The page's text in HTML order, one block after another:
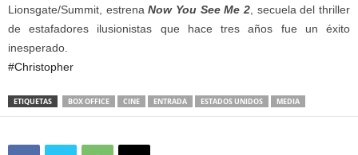
Lionsgate/Summit, estrenaNow You See Me 2 , secuela del thriller
de estafadores ilusionistas que hace tres años fue un éxito
inesperado.
#Christopher
ETIQUETAS BOX OFFICE CINE ENTRADA ESTADOS UNIDOS MEDIA